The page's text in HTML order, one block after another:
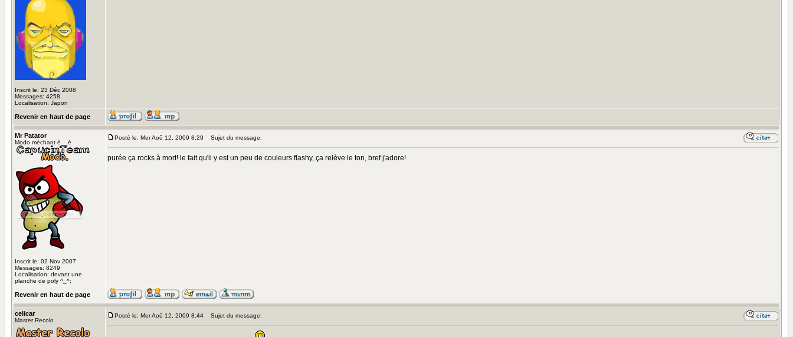
Inscrit le: 23 Déc 2008
Messages: 4258
Localisation: Japon
Revenir en haut de page
Mr Patator
Modo méchant è__é
Inscrit le: 02 Nov 2007
Messages: 8249
Localisation: devant une
planche de poly ^_^;
Posté le: Mer Aoû 12, 2009 8:29 Sujet du message:
purée ça rocks à mort! le fait qu'il y est un peu de couleurs flashy, ça relève le ton, bref j'adore!
Revenir en haut de page
celicar
Master Recolo
Posté le: Mer Aoû 12, 2009 8:44 Sujet du message: